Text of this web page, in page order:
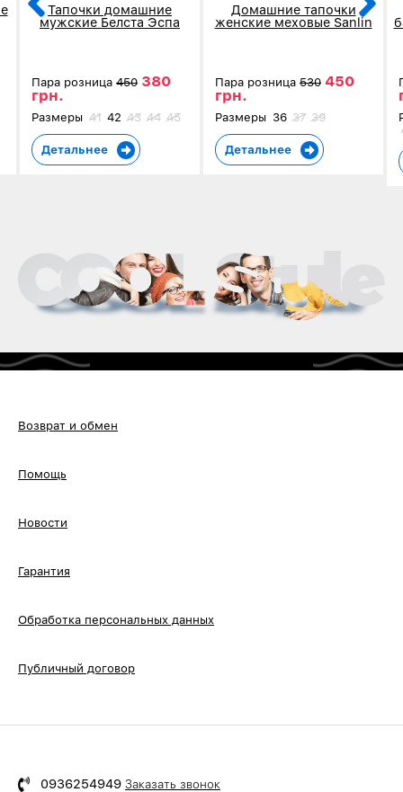
Тапочки домашние
мужские Белста Эспа
коричневые в клетку 4002
Пара розница 450 380
грн.
Размеры 41 42 43 44 45
Детальнее
Домашние тапочки
женские меховые Sanlin
Пара розница 530 450
грн.
Размеры 36 37 39
Детальнее
Возврат и обмен
Помощь
Новости
Гарантия
Обработка персональных данных
Публичный договор
0936254949 Заказать звонок